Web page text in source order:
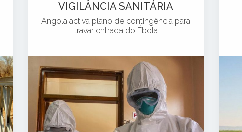
VIGILÂNCIA SANITÁRIA
Angola activa plano de contingência para
travar entrada do Ébola